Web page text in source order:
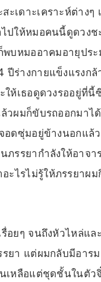
เดาะเคราะห์ต่างๆ
ปให้หมอคนนี้ดูดวง
พบหมออาคมอายุปร
ร่างกายแข็งแรงกล้
ห้เธอดูดวงรออยู่ที่นี้
วผมก็ขับรถออกมาไ
อดซุ่มอยู่ข้างนอกแล้
รรยากำลังให้อาจ
ไรไม่รู้ให้ภรรยาผ
อยๆ จนถึงหัวไหล่แ
ยา แต่ผมกลับมีอา
เหลือแต่ชุดชั้นในตัว